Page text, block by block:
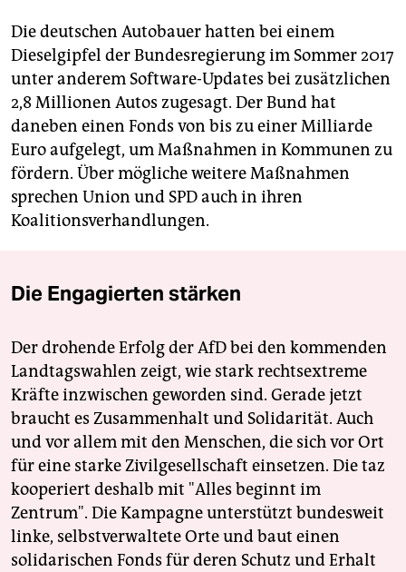
Die deutschen Autobauer hatten bei einem
Dieselgipfel der Bundesregierung im Sommer 2017
unter anderem Software-Updates bei zusätzlichen
2,8 Millionen Autos zugesagt. Der Bund hat
daneben einen Fonds von bis zu einer Milliarde
Euro aufgelegt, um Maßnahmen in Kommunen zu
fördern. Über mögliche weitere Maßnahmen
sprechen Union und SPD auch in ihren
Koalitionsverhandlungen.
Die Engagierten stärken
Der drohende Erfolg der AfD bei den kommenden
Landtagswahlen zeigt, wie stark rechtsextreme
Kräfte inzwischen geworden sind. Gerade jetzt
braucht es Zusammenhalt und Solidarität. Auch
und vor allem mit den Menschen, die sich vor Ort
für eine starke Zivilgesellschaft einsetzen. Die taz
kooperiert deshalb mit "Alles beginnt im
Zentrum". Die Kampagne unterstützt bundesweit
linke, selbstverwaltete Orte und baut einen
solidarischen Fonds für deren Schutz und Erhalt